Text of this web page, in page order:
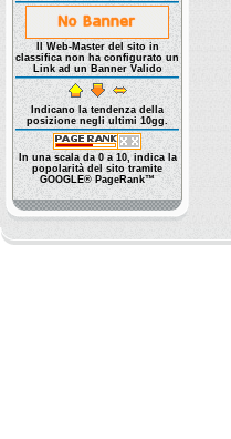
Il Web-Master del sito in
classifica non ha configurato un
Link ad un Banner Valido
Indicano la tendenza della
posizione negli ultimi 10gg.
In una scala da 0 a 10, indica la
popolarità del sito tramite
GOOGLE® PageRank™